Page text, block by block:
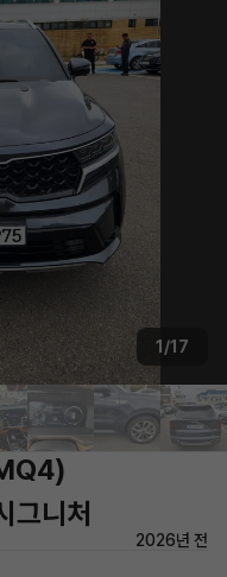
1/17
그니처
2026년 전